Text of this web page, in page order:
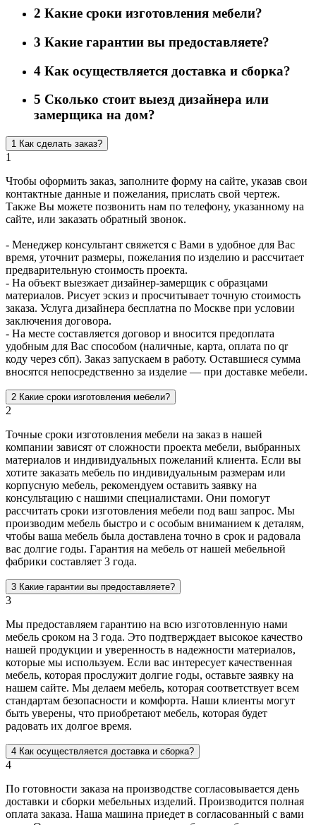
2 Какие сроки изготовления мебели?
3 Какие гарантии вы предоставляете?
4 Как осуществляется доставка и сборка?
5 Сколько стоит выезд дизайнера или
замерщика на дом?
1 Как сделать заказ?
1
Чтобы оформить заказ, заполните форму на сайте, указав свои
контактные данные и пожелания, прислать свой чертеж.
Также Вы можете позвонить нам по телефону, указанному на
сайте, или заказать обратный звонок.
- Менеджер консультант свяжется с Вами в удобное для Вас
время, уточнит размеры, пожелания по изделию и рассчитает
предварительную стоимость проекта.
- На объект выезжает дизайнер-замерщик с образцами
материалов. Рисует эскиз и просчитывает точную стоимость
заказа. Услуга дизайнера бесплатна по Москве при условии
заключения договора.
- На месте составляется договор и вносится предоплата
удобным для Вас способом (наличные, карта, оплата по qr
коду через сбп). Заказ запускаем в работу. Оставшиеся сумма
вносятся непосредственно за изделие — при доставке мебели.
2 Какие сроки изготовления мебели?
2
Точные сроки изготовления мебели на заказ в нашей
компании зависят от сложности проекта мебели, выбранных
материалов и индивидуальных пожеланий клиента. Если вы
хотите заказать мебель по индивидуальным размерам или
корпусную мебель, рекомендуем оставить заявку на
консультацию с нашими специалистами. Они помогут
рассчитать сроки изготовления мебели под ваш запрос. Мы
производим мебель быстро и с особым вниманием к деталям,
чтобы ваша мебель была доставлена точно в срок и радовала
вас долгие годы. Гарантия на мебель от нашей мебельной
фабрики составляет 3 года.
3 Какие гарантии вы предоставляете?
3
Мы предоставляем гарантию на всю изготовленную нами
мебель сроком на 3 года. Это подтверждает высокое качество
нашей продукции и уверенность в надежности материалов,
которые мы используем. Если вас интересует качественная
мебель, которая прослужит долгие годы, оставьте заявку на
нашем сайте. Мы делаем мебель, которая соответствует всем
стандартам безопасности и комфорта. Наши клиенты могут
быть уверены, что приобретают мебель, которая будет
радовать их долгое время.
4 Как осуществляется доставка и сборка?
4
По готовности заказа на производстве согласовывается день
доставки и сборки мебельных изделий. Производится полная
оплата заказа. Наша машина приедет в согласованный с вами